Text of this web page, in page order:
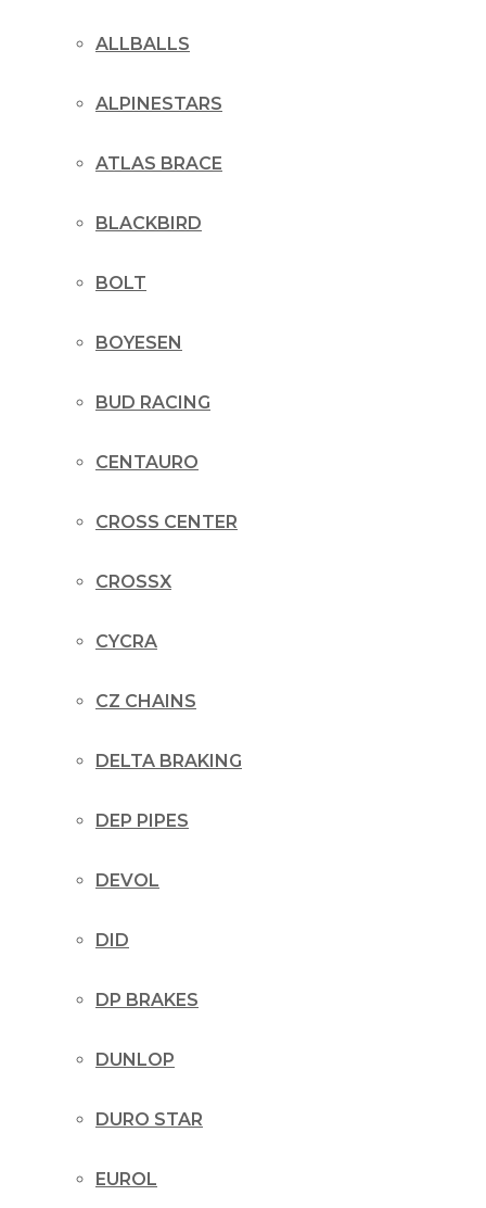
ALLBALLS
ALPINESTARS
ATLAS BRACE
BLACKBIRD
BOLT
BOYESEN
BUD RACING
CENTAURO
CROSS CENTER
CROSSX
CYCRA
CZ CHAINS
DELTA BRAKING
DEP PIPES
DEVOL
DID
DP BRAKES
DUNLOP
DURO STAR
EUROL